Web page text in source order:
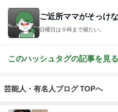
ご近所ママがそっけ
日曜日は９時まで寝たい。
このハッシュタグの記事を見る
芸能人・有名人ブログ TOPへ